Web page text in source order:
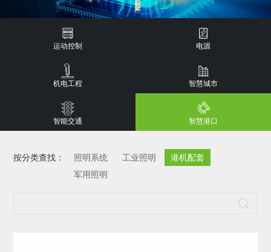
运动控制 电源
机电工程 智慧城市
智能交通 智慧港口
按分类查找： 照明系统 工业照明
港机配套
军用照明